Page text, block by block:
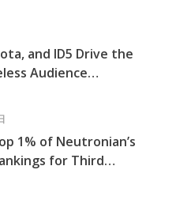
and ID5 Drive the
Audience
1% of Neutronian’s
for Third